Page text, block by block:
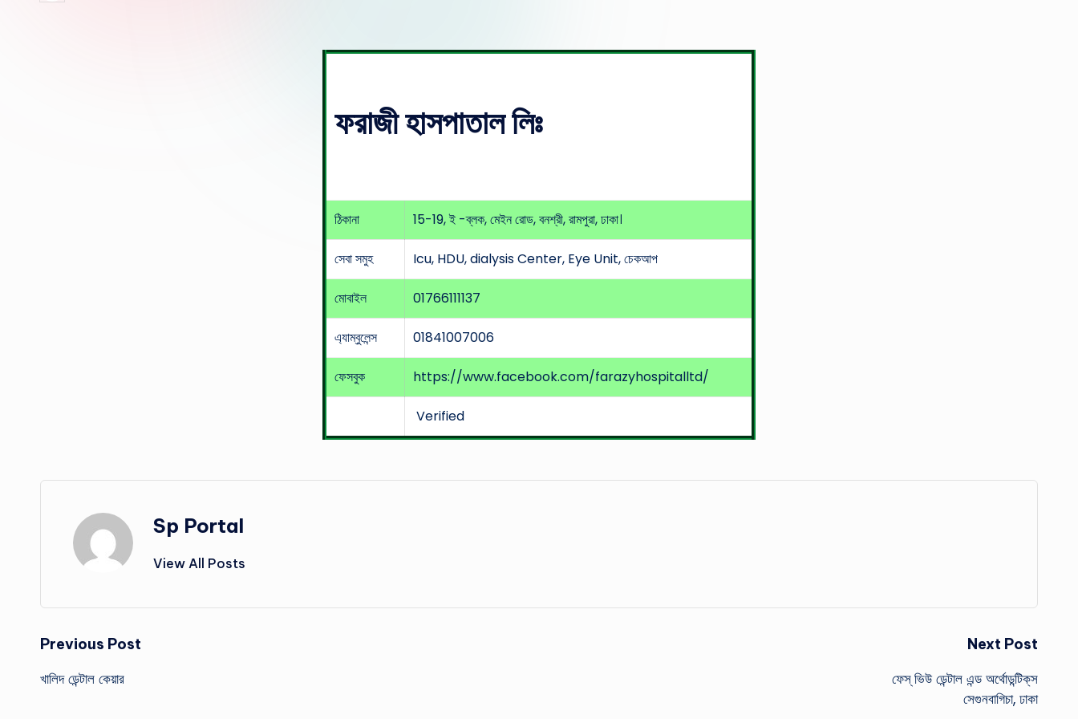
by
ফরাজী হাসপাতাল লিঃ
ঠিকানা 15-19, ই -ব্লক, মেইন রোড, বনশ্রী, রামপুরা, ঢাকা।
সেবা সমুহ Icu, HDU, dialysis Center, Eye Unit, চেকআপ
মোবাইল 01766111137
এ্যাম্বুলেন্স 01841007006
ফেসবুক https://www.facebook.com/farazyhospitalltd/
Verified
Sp Portal
View All Posts
Post
navigation
Previous Post
খালিদ ডেন্টাল কেয়ার
Next Post
ফেস্ ভিউ ডেন্টাল এন্ড অর্থোডন্টিক্‌স
সেগুনবাগিচা, ঢাকা